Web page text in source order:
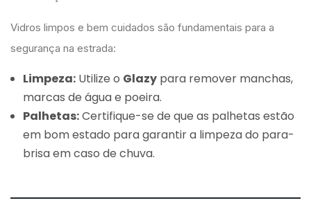
Vidros limpos e bem cuidados são fundamentais para a
segurança na estrada:
Limpeza: Utilize o Glazy para remover manchas,
marcas de água e poeira.
Palhetas:Certifique-se de que as palhetas estão
em bom estado para garantir a limpeza do para-
brisa em caso de chuva.